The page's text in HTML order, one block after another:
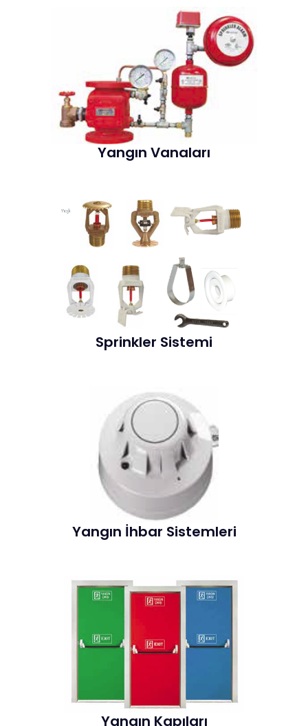
Yangın Vanaları
Sprinkler Sistemi
Yangın İhbar Sistemleri
Yangın Kapıları